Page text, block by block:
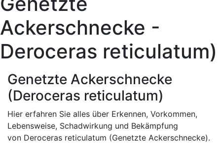
Ackerschnecke -
Deroceras reticulatum)
Genetzte Ackerschnecke
(Deroceras reticulatum)
Hier erfahren Sie alles über Erkennen, Vorkommen,
Lebensweise, Schadwirkung und Bekämpfung
von Deroceras reticulatum (Genetzte Ackerschnecke).